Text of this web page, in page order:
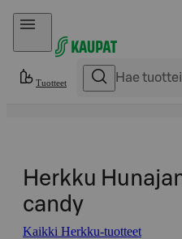
Hyppää sisältöön
Tuotteet
Herkku
candy
Kaikki Herkku-tuotteet